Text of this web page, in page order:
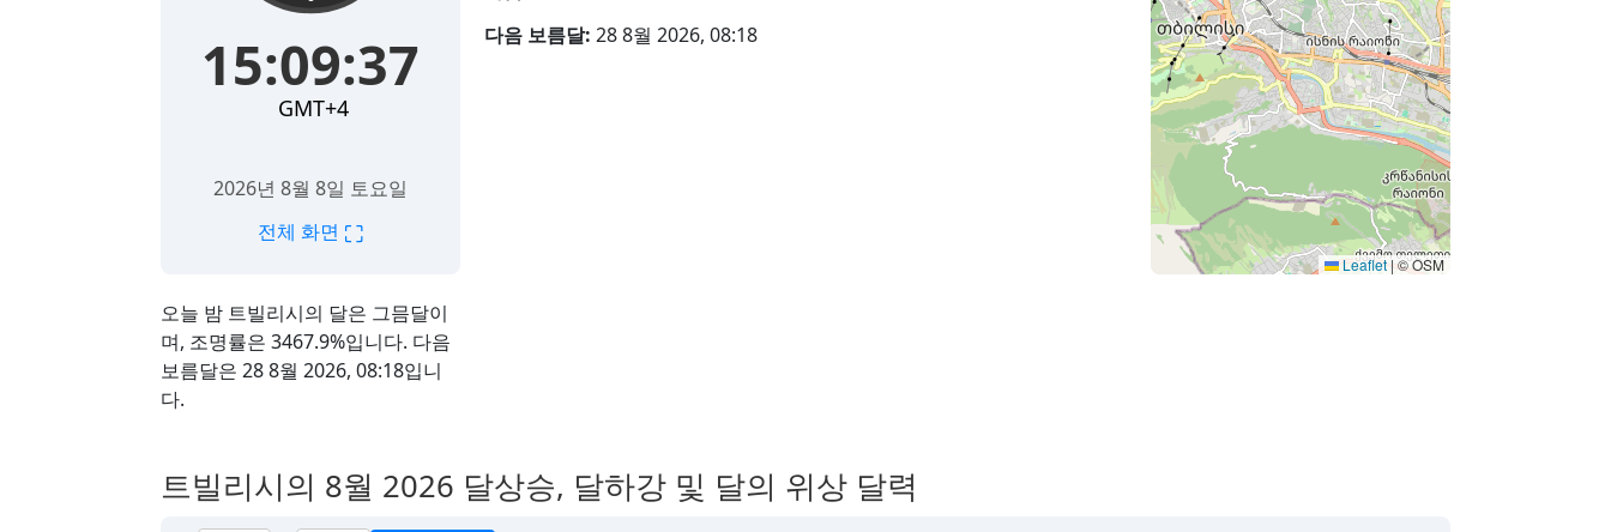
오늘 밤 트빌리시의 달은 그믐달이
며, 조명률은 3467.9%입니다. 다음
보름달은 28 8월 2026, 08:18입니
다.
15:09:38
GMT+4
2026년 8월 8일 토요일
전체 화면 ⛶
다음 보름달: 28 8월 2026, 08:18
Leaflet|© OSM
트빌리시의 8월 2026 달상승, 달하강 및 달의 위상 달력